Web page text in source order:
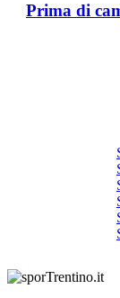
Prima di